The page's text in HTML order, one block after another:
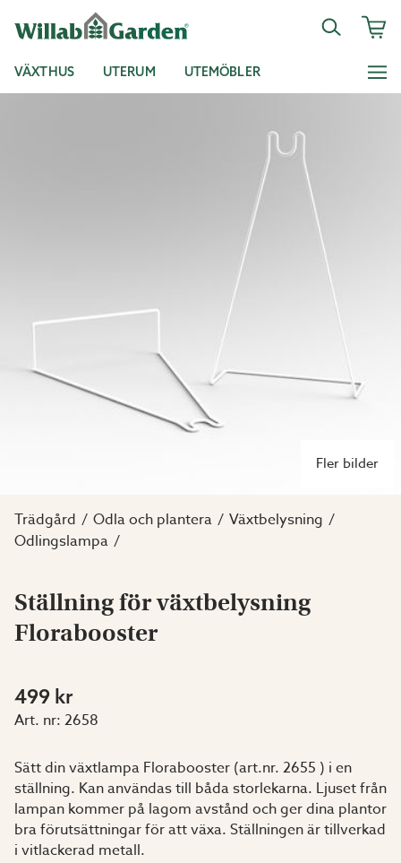
VÄXTHUS UTERUM UTEMÖBLER
Fler bilder
Trädgård Odla och plantera
Växtbelysning
Odlingslampa
Ställning för växtbelysning
Florabooster
499 kr
Art. nr: 2658
Sätt din växtlampa Florabooster (art.nr. 2655 ) i en
ställning. Kan användas till båda storlekarna. Ljuset från
lampan kommer på lagom avstånd och ger dina plantor
bra förutsättningar för att växa. Ställningen är tillverkad
i vitlackerad metall.